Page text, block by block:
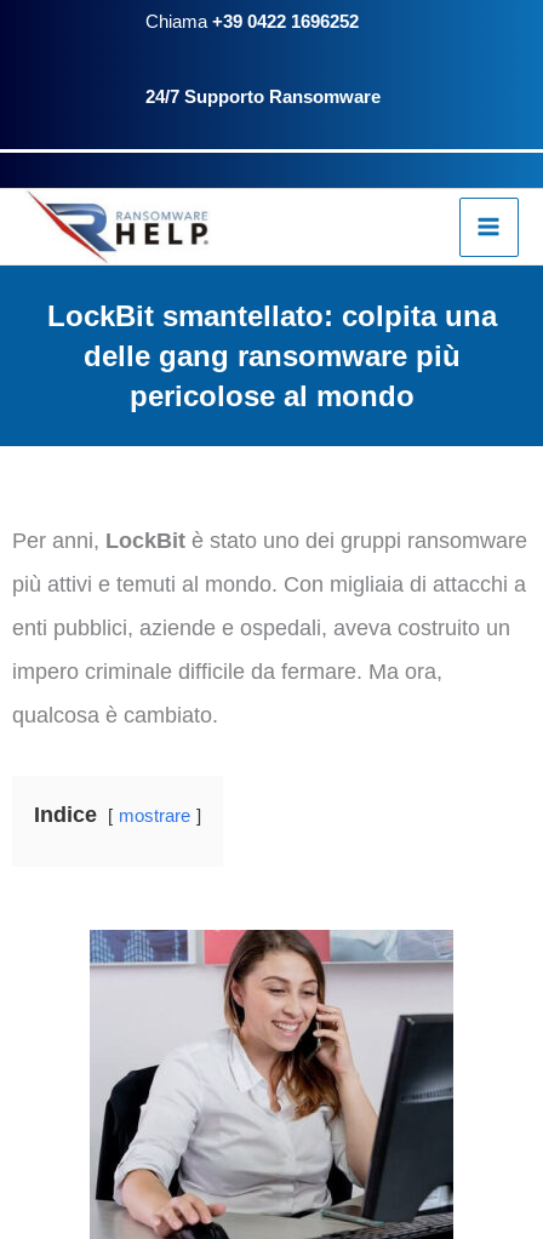
Chiama +39 0422 1696252
24/7 Supporto Ransomware
LockBit smantellato: colpita una
delle gang ransomware più
pericolose al mondo
Per anni, LockBit è stato uno dei gruppi ransomware
più attivi e temuti al mondo. Con migliaia di attacchi a
enti pubblici, aziende e ospedali, aveva costruito un
impero criminale difficile da fermare. Ma ora,
qualcosa è cambiato.
Indice mostrare